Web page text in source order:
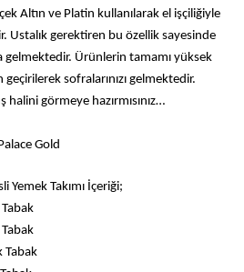
Altın ve Platin kullanılarak el işçiliğiyle
Ustalık gerektiren bu özellik sayesinde
gelmektedir. Ürünlerin tamamı yüksek
sofralarınızı gelmektedir.
görmeye hazırmısınız…
Gold
Yemek Takımı İçeriği;
Tabak